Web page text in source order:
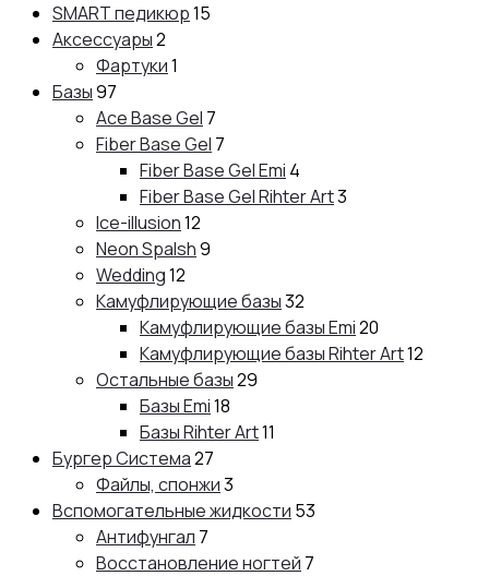
SMART педикюр15
Аксессуары2
Фартуки1
Базы97
Ace Base Gel 7
Fiber Base Gel 7
Fiber Base Gel Emi 4
Fiber Base Gel Rihter Art3
Ice-illusion12
Neon Spalsh9
Wedding12
Камуфлирующие базы32
Камуфлирующие базы Emi20
Камуфлирующие базы Rihter Art12
Остальные базы29
Базы Emi18
Базы Rihter Art11
Бургер Система27
Файлы, спонжи3
Вспомогательные жидкости 53
Антифунгал 7
Восстановление ногтей 7